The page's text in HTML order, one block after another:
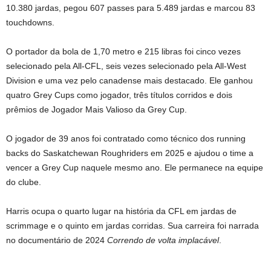
10.380 jardas, pegou 607 passes para 5.489 jardas e marcou 83
touchdowns.
O portador da bola de 1,70 metro e 215 libras foi cinco vezes
selecionado pela All-CFL, seis vezes selecionado pela All-West
Division e uma vez pelo canadense mais destacado. Ele ganhou
quatro Grey Cups como jogador, três títulos corridos e dois
prêmios de Jogador Mais Valioso da Grey Cup.
O jogador de 39 anos foi contratado como técnico dos running
backs do Saskatchewan Roughriders em 2025 e ajudou o time a
vencer a Grey Cup naquele mesmo ano. Ele permanece na equipe
do clube.
Harris ocupa o quarto lugar na história da CFL em jardas de
scrimmage e o quinto em jardas corridas. Sua carreira foi narrada
no documentário de 2024 Correndo de volta implacável.